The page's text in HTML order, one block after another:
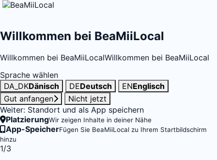
Willkommen bei BeaMiiLocal
Willkommen bei BeaMiiLocalWillkommen bei BeaMiiLocal
Sprache wählen
DA_DKDänisch DEDeutsch ENEnglisch
Gut anfangen
Nicht jetzt
Weiter: Standort und als App speichern
PlatzierungWir zeigen Inhalte in deiner Nähe
App-SpeicherFügen Sie BeaMiiLocal zu Ihrem Startbildschirm
hinzu
1/3